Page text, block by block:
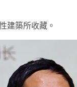
建築所收藏。